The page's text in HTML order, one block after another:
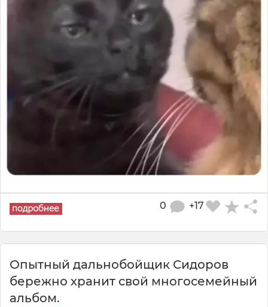
+17
0
Опытный дальнобойщик Сидоров
бережно хранит свой многосемейный
альбом.